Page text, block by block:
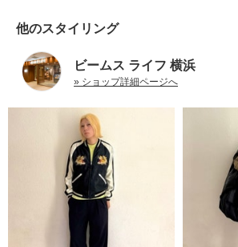
他のスタイリング
ビームス ライフ 横浜
» ショップ詳細ページへ